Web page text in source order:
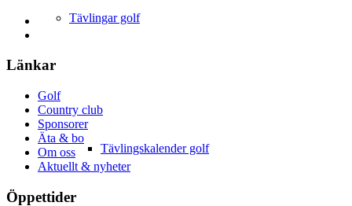
Tävlingar golf
Tävlingskalender golf
Länkar
Golf
Country club
Sponsorer
Äta & bo
Om oss
Aktuellt & nyheter
Öppettider